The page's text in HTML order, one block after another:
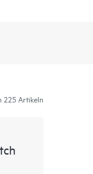
225 Artikeln